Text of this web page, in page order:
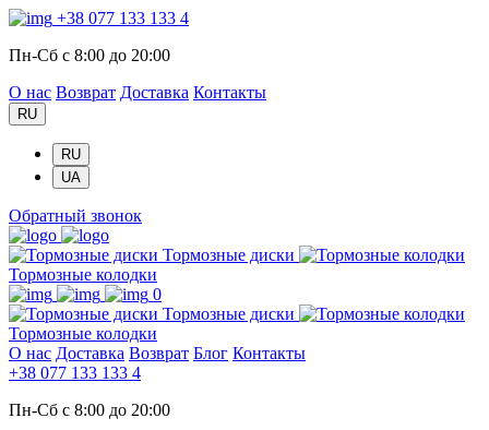
+38 077 133 133 4
Пн-Сб с 8:00 до 20:00
О нас Возврат Доставка Контакты
RU
RU
UA
Обратный звонок
Тормозные диски
Тормозные колодки
0
Тормозные диски
Тормозные колодки
О нас Доставка Возврат Блог Контакты
+38 077 133 133 4
Пн-Сб с 8:00 до 20:00